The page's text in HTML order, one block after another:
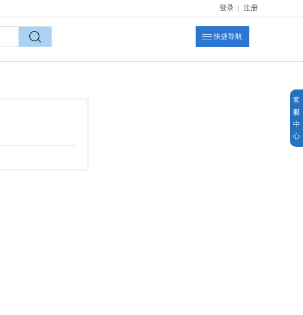
登录 注册
快捷导航
客
服
中
心